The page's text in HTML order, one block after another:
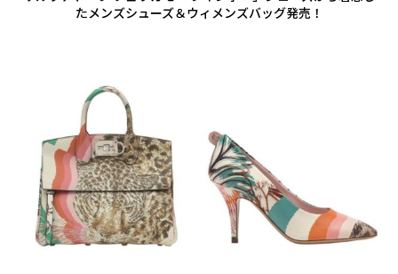
たメンズシューズ＆ウィメンズバッグ発売！